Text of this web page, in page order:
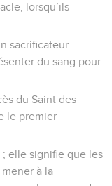
lorsqu’ils
sacrificateur
du sang pour
du Saint des
le premier
; elle signifie que les
à la